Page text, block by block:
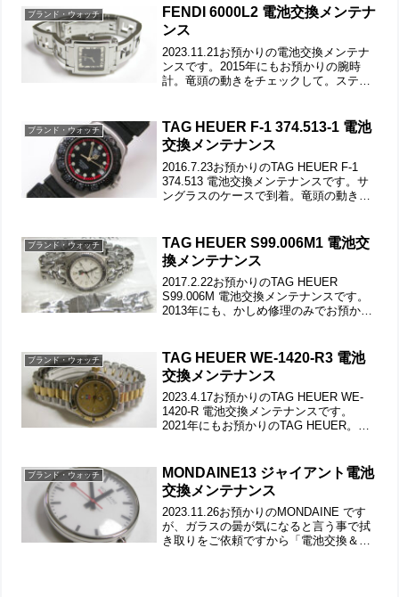
レス無垢バンドに三つ折れダブ...
ブランド・ウォッチ
FENDI 6000L2 電池交換メンテナ
ンス
2023.11.21お預かりの電池交換メンテナ
ンスです。2015年にもお預かりの腕時
計。竜頭の動きをチェックして。ステン
す。バックルの汚れもチェックして。ブ
レスを外しても...
ブランド・ウォッチ
TAG HEUER F-1 374.513-1 電池
交換メンテナンス
2016.7.23お預かりのTAG HEUER F-1
374.513 電池交換メンテナンスです。サ
ングラスのケースで到着。竜頭の動きを
記載。ウレタン・バンドが片方外れ...
ブランド・ウォッチ
TAG HEUER S99.006M1 電池交
換メンテナンス
2017.2.22お預かりのTAG HEUER
S99.006M 電池交換メンテナンスです。
2013年にも、かしめ修理のみでお預かり
動きをチェックして。微調整位置をチ
ェ...
ブランド・ウォッチ
TAG HEUER WE-1420-R3 電池
交換メンテナンス
2023.4.17お預かりのTAG HEUER WE-
1420-R 電池交換メンテナンスです。
2021年にもお預かりのTAG HEUER。ス
ックルの汚れもチェックします...
ブランド・ウォッチ
MONDAINE13 ジャイアント電池
交換メンテナンス
2023.11.26お預かりのMONDAINE です
が、ガラスの曇が気になると言う事で拭
き取りをご依頼ですから「電池交換＆洗